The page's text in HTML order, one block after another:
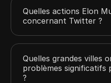
Quelles actions Elon
concernant Twitter ?
Quelles grandes villes
problèmes significatifs
?